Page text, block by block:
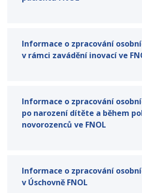
Informace o zpracování
v rámci zavádění inovací ve
Informace o zpracování
po narození dítěte a během
novorozenců ve FNOL
Informace o zpracování
v Úschovně FNOL